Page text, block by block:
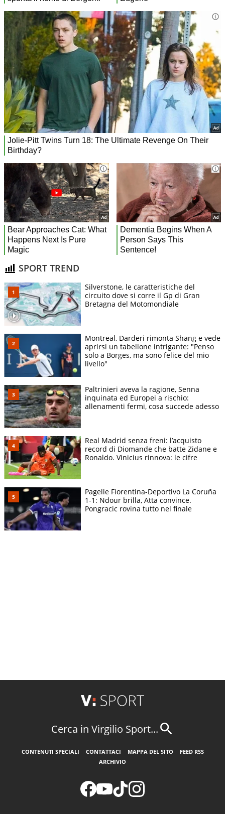
SPORT TREND
Silverstone, le caratteristiche del
circuito dove si corre il Gp di Gran
Bretagna del Motomondiale
Montreal, Darderi rimonta Shang e vede
aprirsi un tabellone intrigante: "Penso
solo a Borges, ma sono felice del mio
livello"
Paltrinieri aveva la ragione, Senna
inquinata ed Europei a rischio:
allenamenti fermi, cosa succede adesso
Real Madrid senza freni: l’acquisto
record di Diomande che batte Zidane e
Ronaldo. Vinicius rinnova: le cifre
Pagelle Fiorentina-Deportivo La Coruña
1-1: Ndour brilla, Atta convince.
Pongracic rovina tutto nel finale
Cerca in Virgilio Sport...
CONTENUTI SPECIALI CONTATTACI MAPPA DEL SITO
FEED RSS
ARCHIVIO